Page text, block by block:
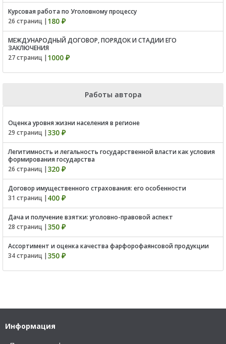
Курсовая работа по Уголовному процессу
26 страниц | 180 ₽
МЕЖДУНАРОДНЫЙ ДОГОВОР, ПОРЯДОК И СТАДИИ ЕГО
ЗАКЛЮЧЕНИЯ
27 страниц | 1000 ₽
Работы автора
Оценка уровня жизни населения в регионе
29 страниц | 330 ₽
Легитимность и легальность государственной власти как условия
формирования государства
26 страниц | 320 ₽
Договор имущественного страхования: его особенности
31 страниц | 400 ₽
Дача и получение взятки: уголовно-правовой аспект
28 страниц | 350 ₽
Ассортимент и оценка качества фарфорофаянсовой продукции
34 страниц | 350 ₽
Информация